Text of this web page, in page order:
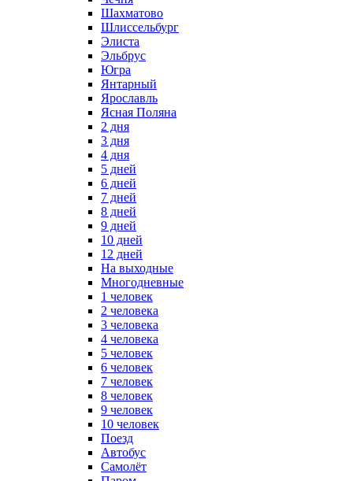
Шахматово
Шлиссельбург
Элиста
Эльбрус
Югра
Янтарный
Ярославль
Ясная Поляна
2 дня
3 дня
4 дня
5 дней
6 дней
7 дней
8 дней
9 дней
10 дней
12 дней
На выходные
Многодневные
1 человек
2 человека
3 человека
4 человека
5 человек
6 человек
7 человек
8 человек
9 человек
10 человек
Поезд
Автобус
Самолёт